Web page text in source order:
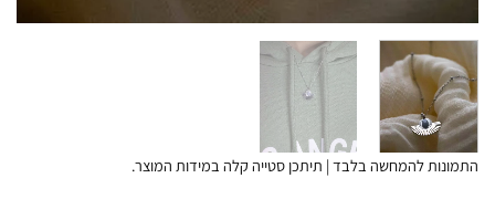
התמונות להמחשה בלבד | תיתכן סטייה קלה במידות המוצר.